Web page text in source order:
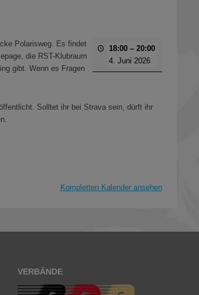
18:00–20:00
4. Juni 2026
Polarisweg. Es findet
die RST-Klubraum
gibt. Wenn es Fragen
Solltet ihr bei Strava sein, dürft ihr
Kompletten Kalender ansehen
VERBÄNDE